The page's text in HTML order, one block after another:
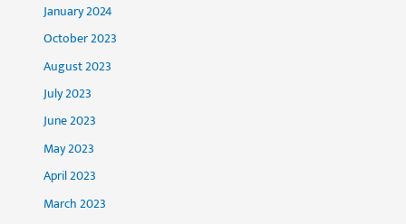
January 2024
October 2023
August 2023
July 2023
June 2023
May 2023
April 2023
March 2023